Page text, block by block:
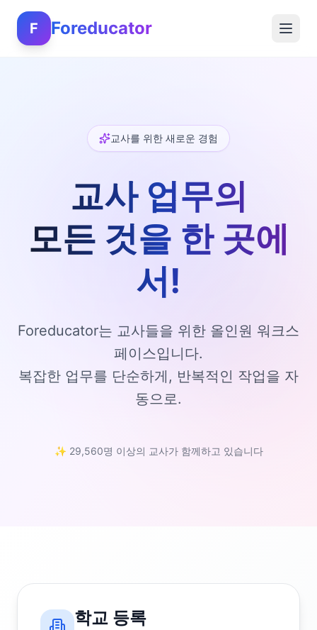
F Foreducator
교사를 위한 새로운 경험
교사 업무의
모든 것을 한 곳에
서!
Foreducator는 교사들을 위한 올인원 워크스
페이스입니다.
복잡한 업무를 단순하게, 반복적인 작업을 자
동으로.
✨ 29,560명 이상의 교사가 함께하고 있습니다
학교 등록